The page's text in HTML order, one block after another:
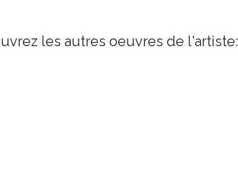
les autres oeuvres de l'artiste: